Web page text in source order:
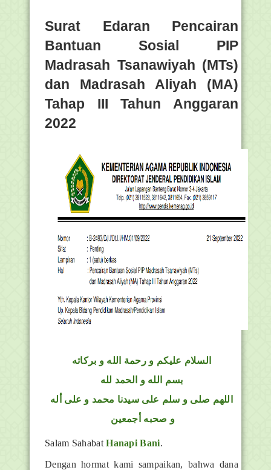
Surat Edaran Pencairan
Bantuan Sosial PIP
Madrasah Tsanawiyah (MTs)
dan Madrasah Aliyah (MA)
Tahap III Tahun Anggaran
2022
السلام عليكم و رحمة الله و بركاته
بسم الله و الحمد لله
اللهم صلى و سلم على سيدنا محمد و على أله
و صحبه أجمعين
Salam SahabatHanapi Bani.
Dengan hormat kami sampaikan, bahwa dana